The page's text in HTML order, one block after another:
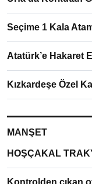
Seçime 1 Kala
Atatürk’e Hakaret
Kızkardeşe Özel
MANŞET
HOŞÇAKAL
Kontrolden çıkan